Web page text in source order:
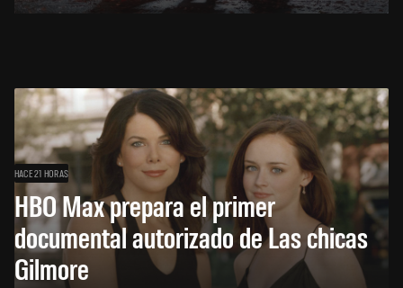
HACE 21 HORAS
HBO Max prepara el primer
documental autorizado de Las chicas
Gilmore